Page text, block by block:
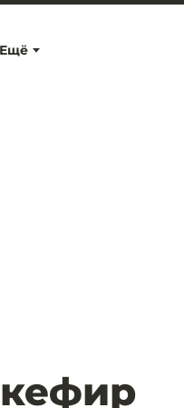
Ещё